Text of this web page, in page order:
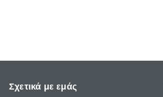
Σχετικά με εμάς